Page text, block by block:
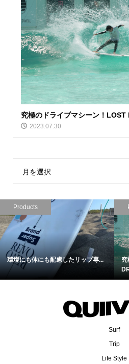
究極のドライブマシーン！LOST
2023.07.30
月を選択
Products
環境にも体にも配慮したリップ専...
Surf
Trip
Life Style